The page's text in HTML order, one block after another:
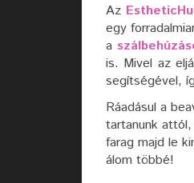
Az
egy
a
is. Mivel az
segítségével,
Ráadásul a
tartanunk
farag majd le
álom többé!